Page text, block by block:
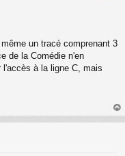
un tracé comprenant 3
de la Comédie n'en
l'accès à la ligne C, mais
au